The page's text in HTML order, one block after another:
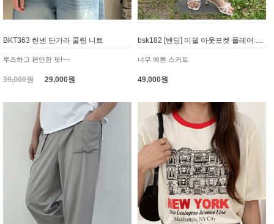
BKT363 린넨 단가라 쿨링 니트
루즈하고 편안한 핏!~~
39,000원29,000원
bsk182 [밴딩] 미쉘 아웃포켓 플레어 훌 스커트
너무 예쁜 스커트
49,000원